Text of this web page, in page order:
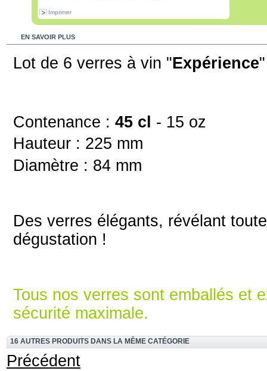
Imprimer
EN SAVOIR PLUS
Lot de 6 verres à vin "Expérience
Contenance : 45 cl - 15 oz
Hauteur : 225 mm
Diamètre : 84 mm
Des verres élégants, révélant
dégustation !
Tous nos verres sont emballés et
sécurité maximale.
16 AUTRES PRODUITS DANS LA MÊME CATÉGORIE
Précédent